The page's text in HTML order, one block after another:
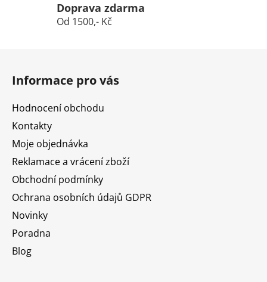
Doprava zdarma
Od 1500,- Kč
Informace pro vás
Hodnocení obchodu
Kontakty
Moje objednávka
Reklamace a vrácení zboží
Obchodní podmínky
Ochrana osobních údajů GDPR
Novinky
Poradna
Blog